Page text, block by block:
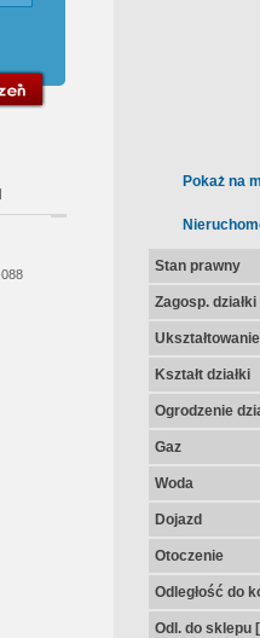
Pokaż na
Stan prawny
Zagosp. działki
Kształt działki
Ogrodzenie
Gaz
Woda
Dojazd
Otoczenie
Odległość do
Odl. do sklepu